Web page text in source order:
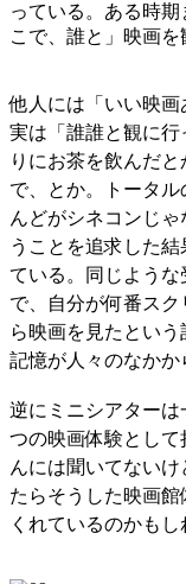
っている。ある時
こで、誰と」映画
他人には「いい映画
実は「誰誰と観に
りにお茶を飲んだ
で、とか。トータル
んどがシネコンじ
うことを追求した
ている。同じよう
で、自分が何番ス
ら映画を見たとい
記憶が人々のなかか
逆にミニシアターは
つの映画体験として
んには聞いてない
たらそうした映画
くれているのかもし